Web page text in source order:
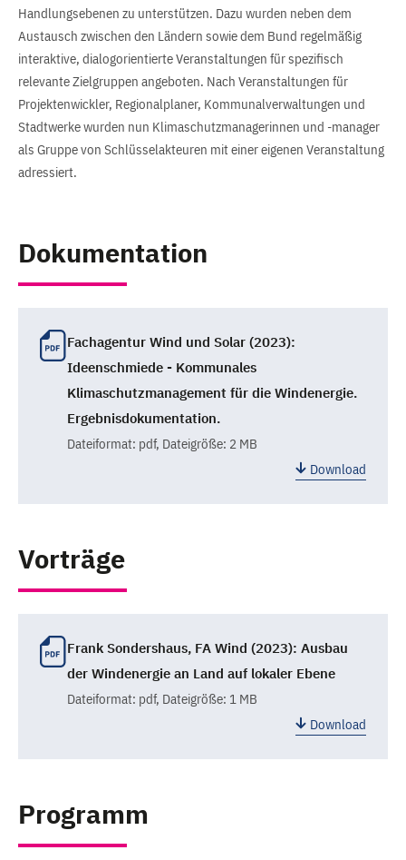
Handlungsebenen zu unterstützen. Dazu wurden neben dem
Austausch zwischen den Ländern sowie dem Bund regelmäßig
interaktive, dialogorientierte Veranstaltungen für spezifisch
relevante Zielgruppen angeboten. Nach Veranstaltungen für
Projektenwickler, Regionalplaner, Kommunalverwaltungen und
Stadtwerke wurden nun Klimaschutzmanagerinnen und -manager
als Gruppe von Schlüsselakteuren mit einer eigenen Veranstaltung
adressiert.
Dokumentation
Fachagentur Wind und Solar (2023):
Ideenschmiede - Kommunales
Klimaschutzmanagement für die Windenergie.
Ergebnisdokumentation.
Dateiformat: pdf, Dateigröße: 2 MB
Download
Vorträge
Frank Sondershaus, FA Wind (2023): Ausbau
der Windenergie an Land auf lokaler Ebene
Dateiformat: pdf, Dateigröße: 1 MB
Download
Programm